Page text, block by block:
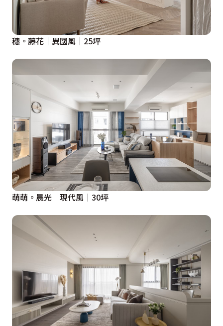
穗。藤花│異國風│25坪
萌萌。晨光｜現代風｜30坪